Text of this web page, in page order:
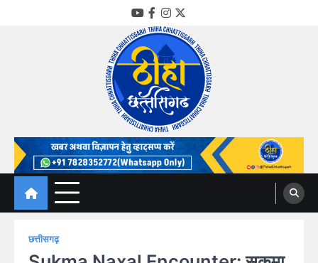
YouTube
Facebook
Instagram
Twitter
Thiha Chhattisgarh
गोठ जन-जन के
छत्तीसगढ़